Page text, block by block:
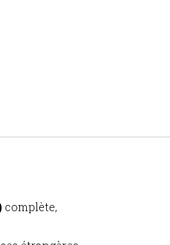
complète,